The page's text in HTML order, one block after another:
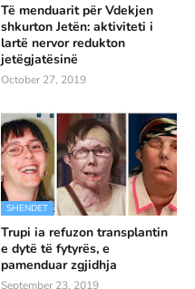
Të menduarit për Vdekjen
shkurton Jetën: aktiviteti i
lartë nervor redukton
jetëgjatësinë
October 27, 2019
SHENDET
Trupi ia refuzon transplantin
e dytë të fytyrës, e
pamenduar zgjidhja
September 23, 2019